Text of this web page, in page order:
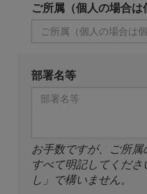
ご所属（個人の場合
部署名等
お手数ですが、ご所
すべて明記してくだ
し」で構いません。